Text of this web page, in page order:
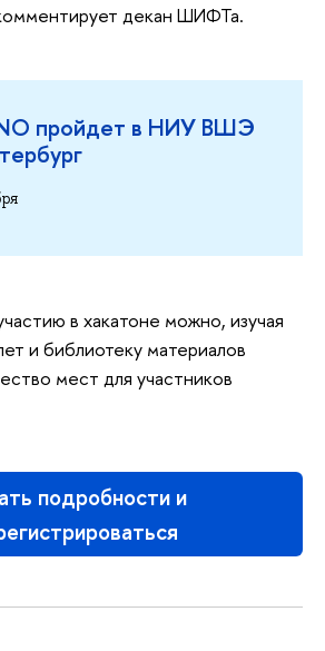
декан ШИФТа.
пройдет в НИУ ВШЭ
в хакатоне можно, изучая
и библиотеку материалов
мест для участников
подробности и